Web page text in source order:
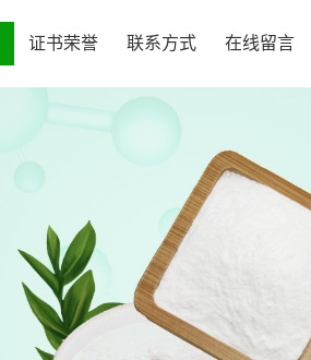
证书荣誉 联系方式 在线留言